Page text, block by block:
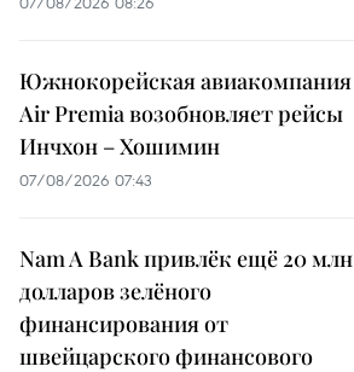
Южнокорейская авиакомпания
Air Premia возобновляет рейсы
Инчхон – Хошимин
07/08/2026 07:43
Nam A Bank привлёк ещё 20 млн
долларов зелёного
финансирования от
швейцарского финансового